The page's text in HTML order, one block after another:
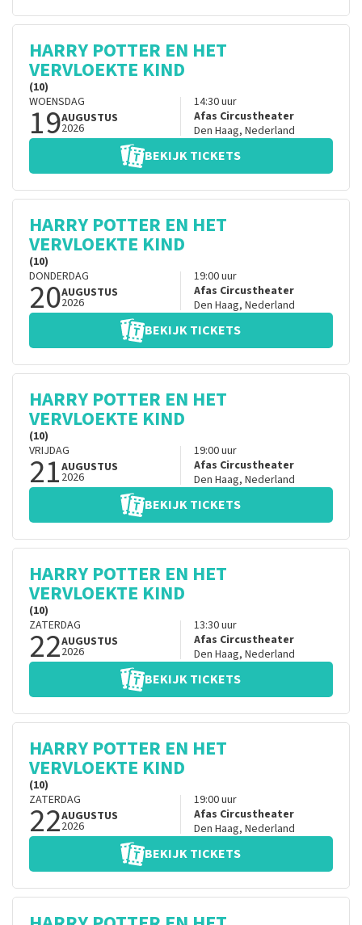
HARRY POTTER EN HET
VERVLOEKTE KIND
(10)
WOENSDAG
19AUGUSTUS
2026
14:30uur
Afas Circustheater
Den Haag, Nederland
BEKIJK TICKETS
HARRY POTTER EN HET
VERVLOEKTE KIND
(10)
DONDERDAG
20AUGUSTUS
2026
19:00uur
Afas Circustheater
Den Haag, Nederland
BEKIJK TICKETS
HARRY POTTER EN HET
VERVLOEKTE KIND
(10)
VRIJDAG
21AUGUSTUS
2026
19:00uur
Afas Circustheater
Den Haag, Nederland
BEKIJK TICKETS
HARRY POTTER EN HET
VERVLOEKTE KIND
(10)
ZATERDAG
22AUGUSTUS
2026
13:30uur
Afas Circustheater
Den Haag, Nederland
BEKIJK TICKETS
HARRY POTTER EN HET
VERVLOEKTE KIND
(10)
ZATERDAG
22AUGUSTUS
2026
19:00uur
Afas Circustheater
Den Haag, Nederland
BEKIJK TICKETS